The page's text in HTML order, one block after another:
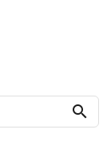
search